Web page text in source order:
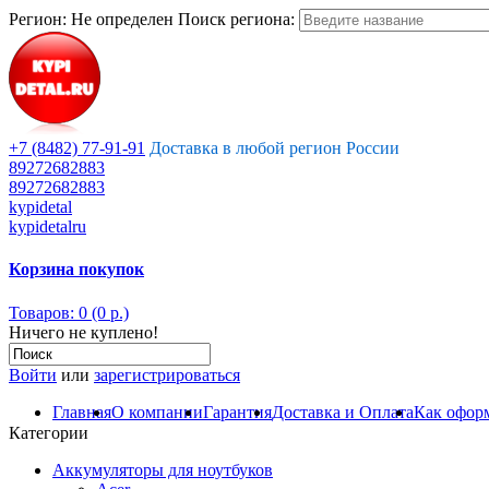
Регион: Не определен Поиск региона:
+7 (8482) 77-91-91 Доставка в любой регион России
89272682883
89272682883
kypidetal
kypidetalru
Корзина покупок
Товаров: 0 (0 р.)
Ничего не куплено!
Войти или зарегистрироваться
ГлавнаяО компанииГарантияДоставка и ОплатаКак
Категории
Аккумуляторы для ноутбуков